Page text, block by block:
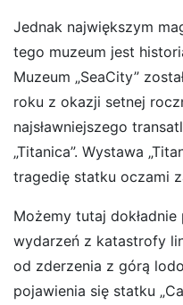
Jednak największym
tego muzeum jest
Muzeum „SeaCity”
roku z okazji setnej
najsławniejszego
„Titanica”. Wystawa
tragedię statku oczami
Możemy tutaj
wydarzeń z katastrofy
od zderzenia z górą
pojawienia się statku